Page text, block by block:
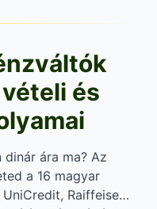
és
ára ma? Az
a 16 magyar
UniCredit, Raiffeisen